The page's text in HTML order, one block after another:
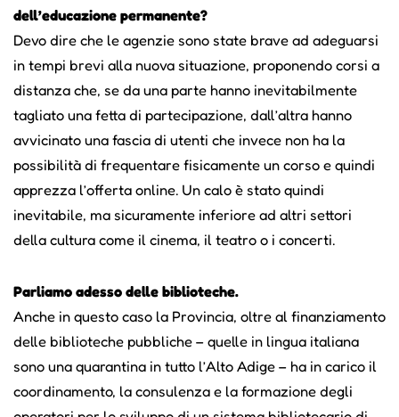
dell’educazione permanente?
Devo dire che le agenzie sono state brave ad adeguarsi
in tempi brevi alla nuova situazione, proponendo corsi a
distanza che, se da una parte hanno inevitabilmente
tagliato una fetta di partecipazione, dall’altra hanno
avvicinato una fascia di utenti che invece non ha la
possibilità di frequentare fisicamente un corso e quindi
apprezza l’offerta online. Un calo è stato quindi
inevitabile, ma sicuramente inferiore ad altri settori
della cultura come il cinema, il teatro o i concerti.
Parliamo adesso delle biblioteche.
Anche in questo caso la Provincia, oltre al finanziamento
delle biblioteche pubbliche – quelle in lingua italiana
sono una quarantina in tutto l’Alto Adige – ha in carico il
coordinamento, la consulenza e la formazione degli